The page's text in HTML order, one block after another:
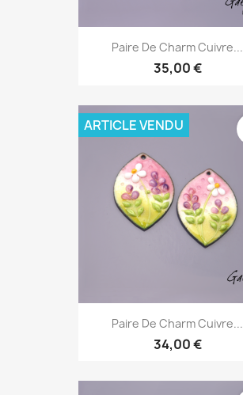
Paire De Charm Cuivre...
35,00 €
Paire De Charm Cuivre...
34,00 €
ARTICLE VENDU